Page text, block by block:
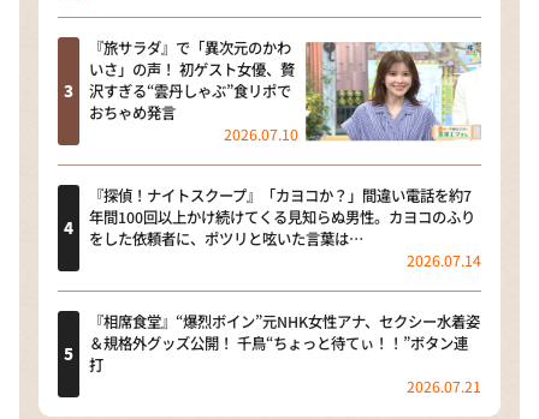
『旅サラダ』で「異次元のかわ
いさ」の声！ 初ゲスト女優、贅
沢すぎる“雲丹しゃぶ”食リポで
おちゃめ発言
2026.07.10
『探偵！ナイトスクープ』「カヨコか？」間違い電話を約7
年間100回以上かけ続けてくる見知らぬ男性。カヨコのふり
をした依頼者に、ポツリと呟いた言葉は…
2026.07.14
『相席食堂』“爆烈ボイン”元NHK女性アナ、セクシー水着姿
＆規格外グッズ公開！ 千鳥“ちょっと待てぃ！！”ボタン連
打
2026.07.21